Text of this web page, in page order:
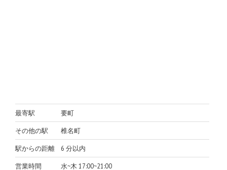
最寄駅 要町
その他の駅 椎名町
駅からの距離 6 分以内
営業時間
水~木 17:00~21:00